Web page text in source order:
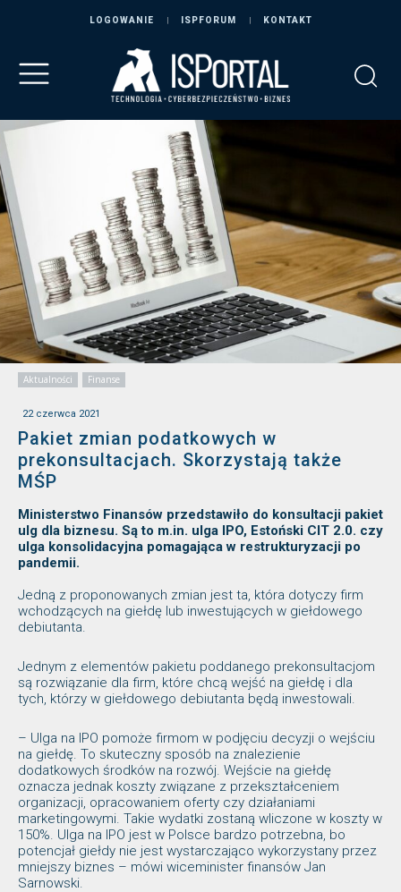
LOGOWANIE ISPFORUM KONTAKT
Aktualności Finanse
22 czerwca 2021
Pakiet zmian podatkowych w
prekonsultacjach. Skorzystają także
MŚP
Ministerstwo Finansów przedstawiło do konsultacji pakiet
ulg dla biznesu. Są to m.in. ulga IPO, Estoński CIT 2.0. czy
ulga konsolidacyjna pomagająca w restrukturyzacji po
pandemii.
Jedną z proponowanych zmian jest ta, która dotyczy firm
wchodzących na giełdę lub inwestujących w giełdowego
debiutanta.
Jednym z elementów pakietu poddanego prekonsultacjom
są rozwiązanie dla firm, które chcą wejść na giełdę i dla
tych, którzy w giełdowego debiutanta będą inwestowali.
– Ulga na IPO pomoże firmom w podjęciu decyzji o wejściu
na giełdę. To skuteczny sposób na znalezienie
dodatkowych środków na rozwój. Wejście na giełdę
oznacza jednak koszty związane z przekształceniem
organizacji, opracowaniem oferty czy działaniami
marketingowymi. Takie wydatki zostaną wliczone w koszty w
150%. Ulga na IPO jest w Polsce bardzo potrzebna, bo
potencjał giełdy nie jest wystarczająco wykorzystany przez
mniejszy biznes – mówi wiceminister finansów Jan
Sarnowski.